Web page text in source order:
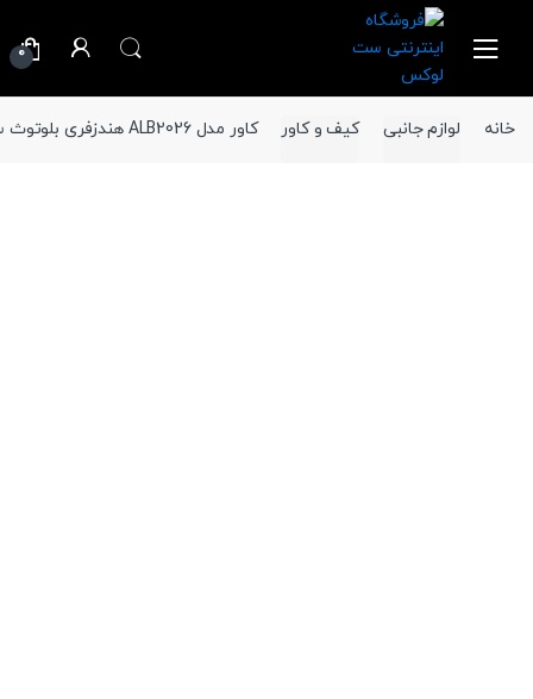
0
خانه لوازم جانبی کیف و کاور کاور مدل ALB2026 هندزفری بلوتوث سامسونگ Galaxy Buds 2